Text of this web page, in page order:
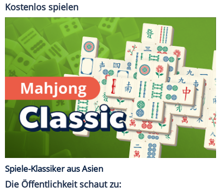
Kostenlos spielen
Spiele-Klassiker aus Asien
Die Öffentlichkeit schaut zu: